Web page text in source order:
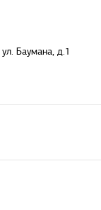
Баумана, д.1